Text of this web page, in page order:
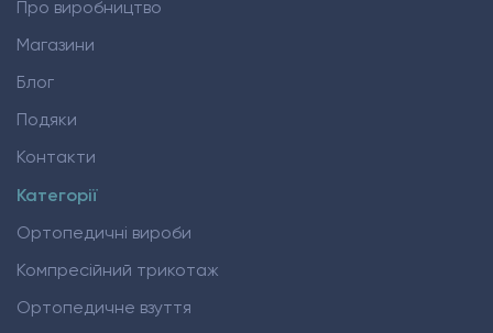
Про виробництво
Магазини
Блог
Подяки
Контакти
Категорії
Ортопедичні вироби
Компресійний трикотаж
Ортопедичне взуття